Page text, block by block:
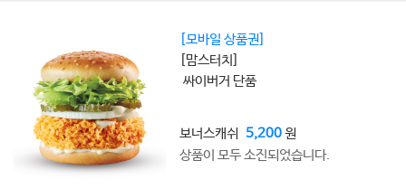
[모바일 상품권]
[맘스터치]
싸이버거 단품
보너스캐쉬 5,200원
상품이 모두 소진되었습니다.